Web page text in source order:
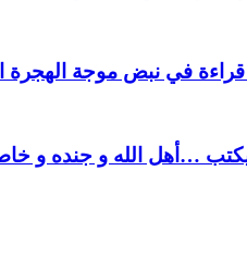
في نبض موجة الهجرة
…أهل الله و جنده و